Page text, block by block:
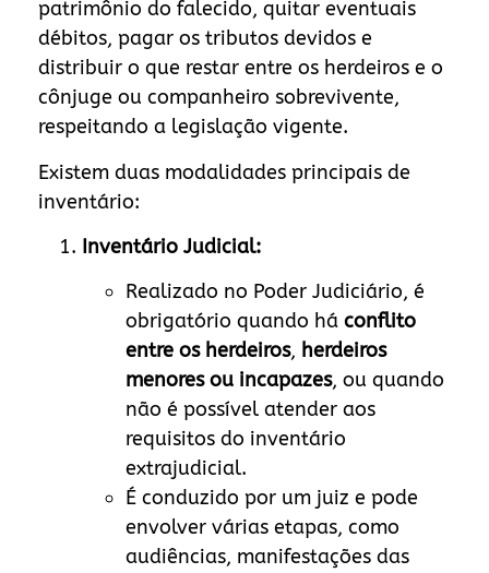
patrimônio do falecido, quitar eventuais
débitos, pagar os tributos devidos e
distribuir o que restar entre os herdeiros e o
cônjuge ou companheiro sobrevivente,
respeitando a legislação vigente.
Existem duas modalidades principais de
inventário:
Inventário Judicial:
Realizado no Poder Judiciário, é
obrigatório quando há conflito
entre os herdeiros, herdeiros
menores ou incapazes, ou quando
não é possível atender aos
requisitos do inventário
extrajudicial.
É conduzido por um juiz e pode
envolver várias etapas, como
audiências, manifestações das